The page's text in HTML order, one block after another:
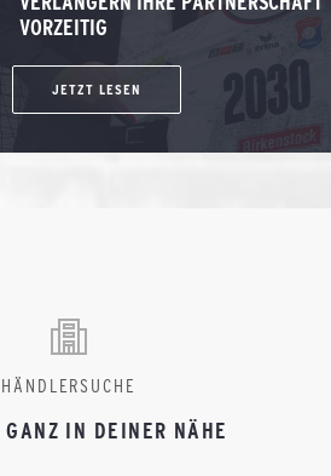
VORZEITIG
JETZT LESEN
HÄNDLERSUCHE
IN DEINER NÄHE